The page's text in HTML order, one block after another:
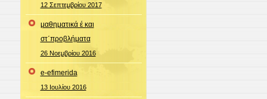
12 Σεπτεμβρίου 2017
μαθηματικά έ και
στ΄προβλήματα
26 Νοεμβρίου 2016
e-efimerida
13 Ιουλίου 2016